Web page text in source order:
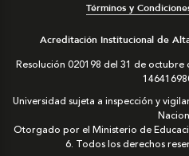
Términos y
Acreditación Institucional de
Resolución 020198 del 31 de
Universidad sujeta a inspección y
Otorgado por el Ministerio de
6. Todos los derechos